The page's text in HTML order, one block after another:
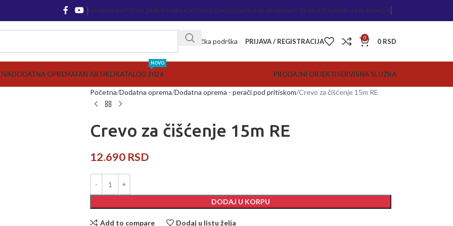
O NAMAUPUTSTVO ZA KUPOVINUOPŠTI USLOVIPODACI O FIRMIKONTAKT ZA SAVETOVANJE I REKLAMACIJE
Korisnička podrška PRIJAVA / REGISTRACIJA 0 0 RSD
DODATNA OPREMAFAN ARTIKLIKATALOG 2026
NOVO
PRODAJNI OBJEKTISERVISNA SLUŽBA
Početna Dodatna oprema Dodatna oprema - perači pod pritiskom Crevo za čišćenje 15m RE
Crevo za čišćenje 15m RE
12.690 RSD
DODAJ U KORPU
Add to compare Dodaj u listu želja